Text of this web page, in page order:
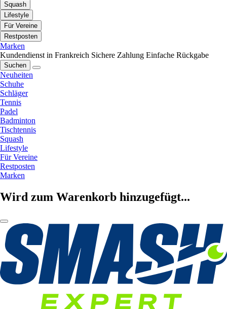
Squash
Lifestyle
Für Vereine
Restposten
Marken
Kundendienst in Frankreich Sichere Zahlung Einfache Rückgabe
Suchen
Neuheiten
Schuhe
Schläger
Tennis
Padel
Badminton
Tischtennis
Squash
Lifestyle
Für Vereine
Restposten
Marken
Wird zum Warenkorb hinzugefügt...